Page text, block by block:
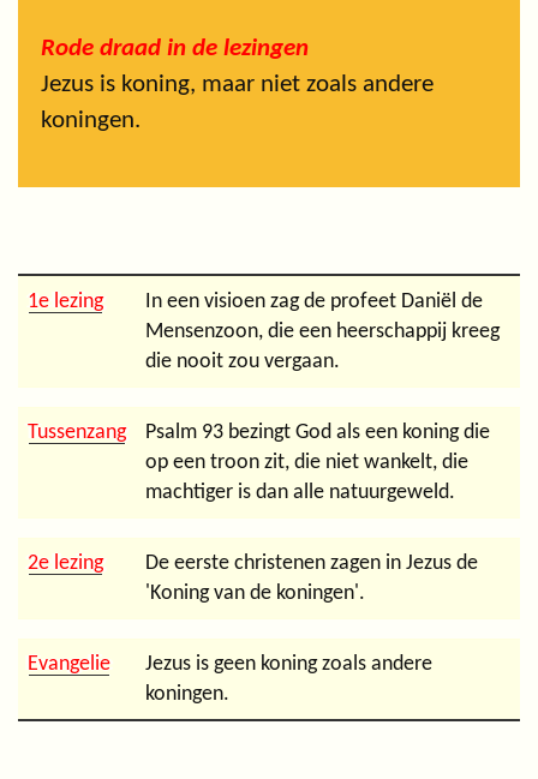
Rode draad in de lezingen
Jezus is koning, maar niet zoals andere
koningen.
1e lezing
In een visioen zag de profeet Daniël de
Mensenzoon, die een heerschappij kreeg
die nooit zou vergaan.
Tussenzang
Psalm 93 bezingt God als een koning die
op een troon zit, die niet wankelt, die
machtiger is dan alle natuurgeweld.
2e lezing
De eerste christenen zagen in Jezus de
'Koning van de koningen'.
Evangelie
Jezus is geen koning zoals andere
koningen.